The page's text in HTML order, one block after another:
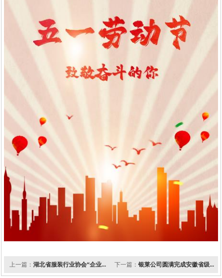
上一篇： 湖北省服装行业协会“企业... 下一篇：银莱公司圆满完成安徽省级...